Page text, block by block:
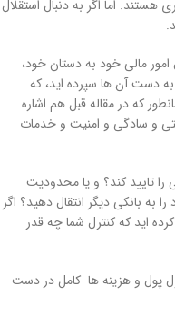
اما اگر به دنبال استقلال
مالی خود به دستان خود،
به دست آن ها سپرده اید، که
که در مقاله قبل هم اشاره
و سادگی و امنیت و خدمات
را تایید کند؟ و یا محدودیت
به بانکی دیگر انتقال دهید؟ اگر
اید که کنترل شما چه قدر
پول و هزینه ها کامل در دست